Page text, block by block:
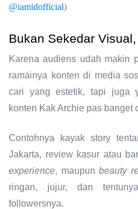
@iamidofficial)
Bukan Sekedar
Karena audiens udah makin
ramainya konten di media
cari yang estetik, tapi juga
konten Kak Archie pas banget
Contohnya kayak story
Jakarta, review kasur atau
experience, maupunbeauty
ringan, jujur, dan
followersnya.